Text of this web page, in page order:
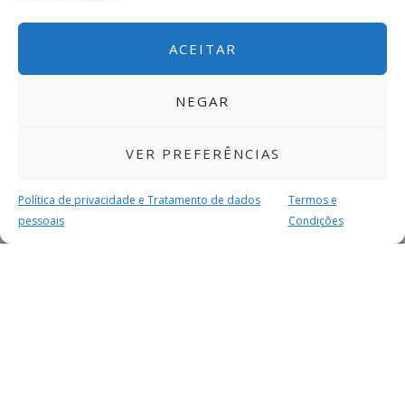
ACEITAR
NEGAR
VER PREFERÊNCIAS
Política de privacidade e Tratamento de dados
pessoais
Termos e
Condições